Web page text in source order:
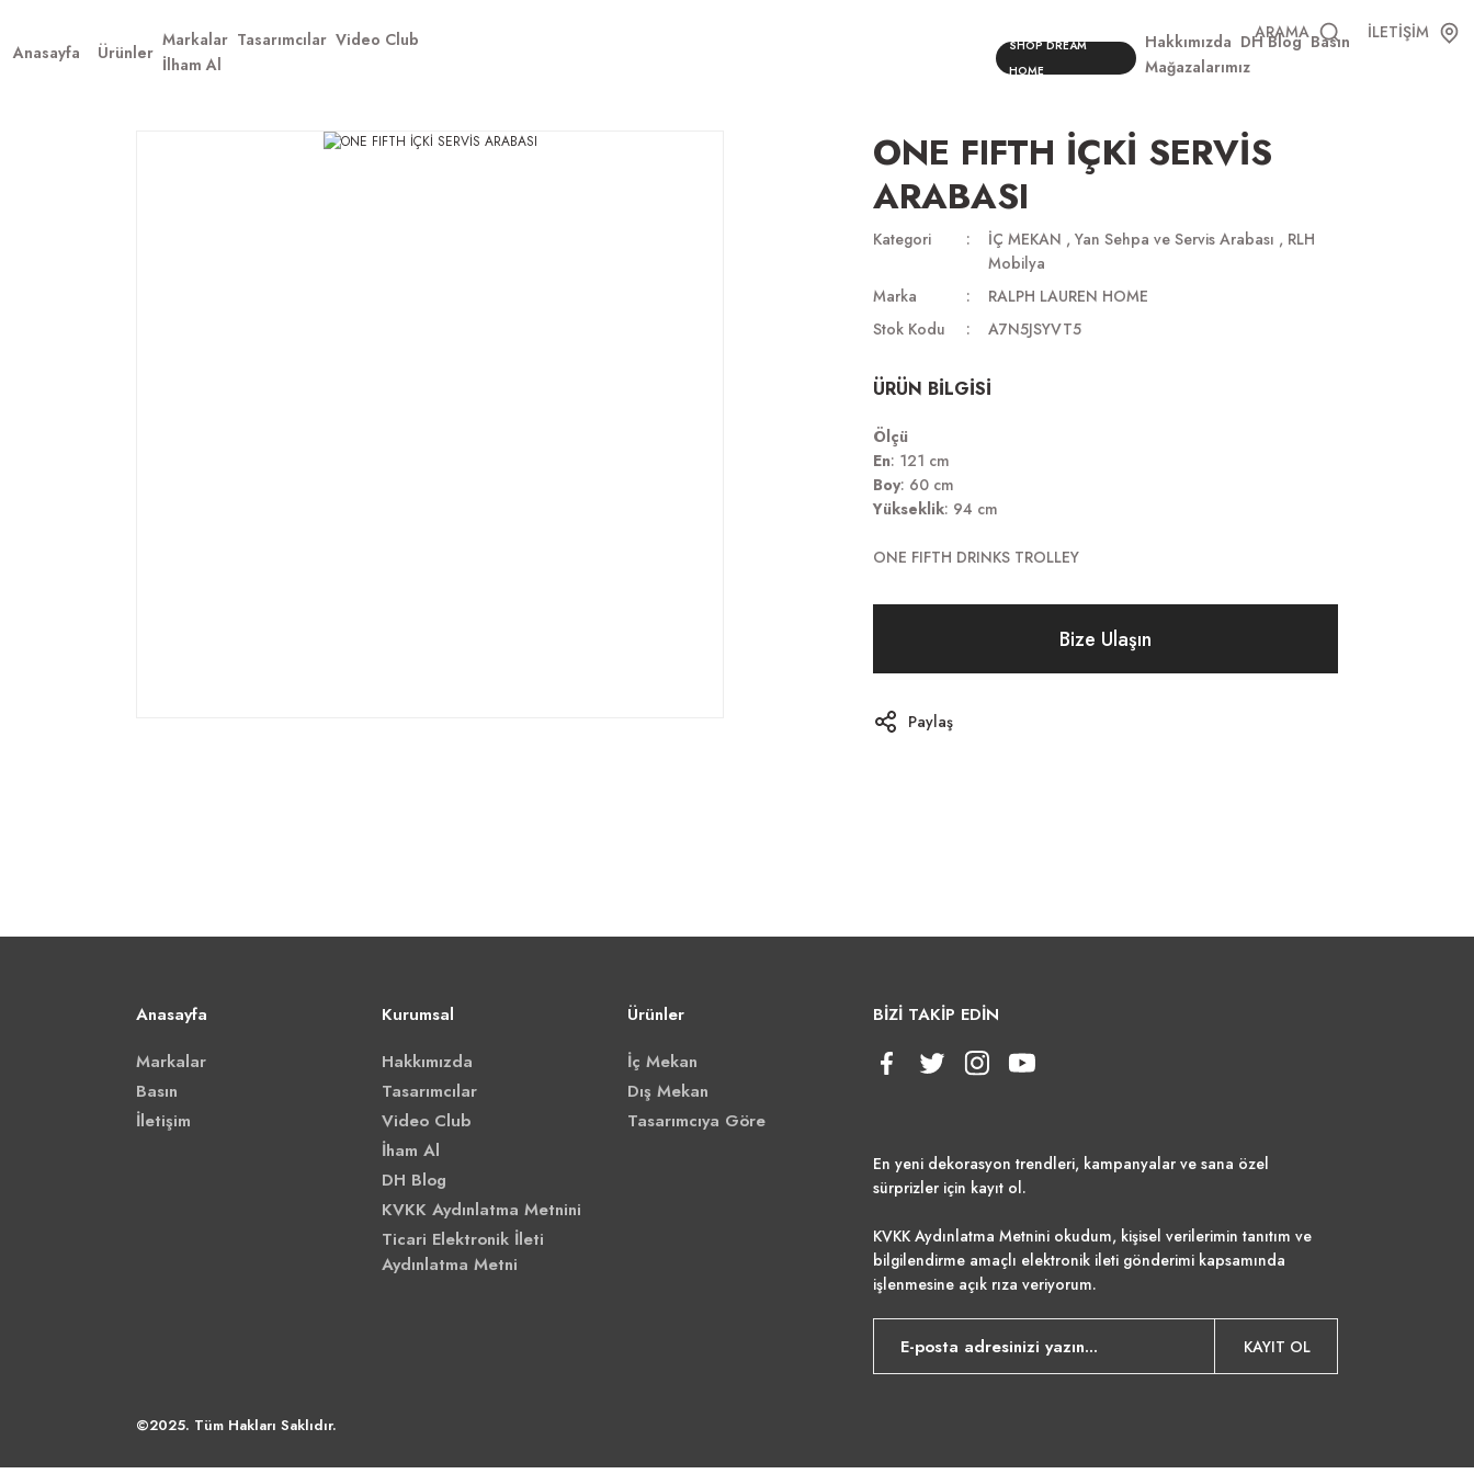
ARAMA
İLETİŞİM
Anasayfa
Ürünler
Markalar Tasarımcılar Video Club
İlham Al
SHOP DREAM
HOME
Hakkımızda DH Blog Basın
Mağazalarımız
ONE FIFTH İÇKİ SERVİS
ARABASI
Kategori İÇ MEKAN , Yan Sehpa ve Servis Arabası , RLH
Mobilya
Marka
RALPH LAUREN HOME
Stok Kodu
A7N5JSYVT5
ÜRÜN BİLGİSİ
Ölçü
En: 121 cm
Boy: 60 cm
Yükseklik: 94 cm
ONE FIFTH DRINKS TROLLEY
Bize Ulaşın
Paylaş
Anasayfa
Markalar
Basın
İletişim
Kurumsal
Hakkımızda
Tasarımcılar
Video Club
İham Al
DH Blog
KVKK Aydınlatma Metnini
Ticari Elektronik İleti
Aydınlatma Metni
Ürünler
İç Mekan
Dış Mekan
Tasarımcıya Göre
BİZİ TAKİP EDİN
En yeni dekorasyon trendleri, kampanyalar ve sana özel
sürprizler için kayıt ol.
KVKK Aydınlatma Metnini okudum, kişisel verilerimin tanıtım ve
bilgilendirme amaçlı elektronik ileti gönderimi kapsamında
işlenmesine açık rıza veriyorum.
KAYIT OL
©2025. Tüm Hakları Saklıdır.